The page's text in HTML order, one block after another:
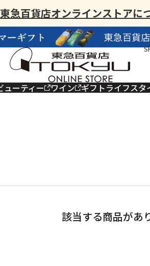
東急百貨店オンラインストアに
ューティー ワイン ギフトライフスタ
該当する商品があ